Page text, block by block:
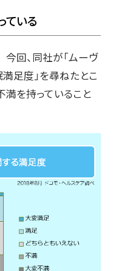
いる
回、同社が「ムーヴ
足度」を尋ねたとこ
満を持っていること